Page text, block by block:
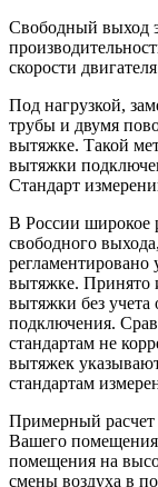
Свободный выход
скорости
Под нагрузкой,
трубы и двумя
вытяжке. Такой
вытяжки
Стандарт
В России широкое
свободного
регламентировано
вытяжке. Принято
вытяжки без учета
подключения.
стандартам не
вытяжек
стандартам
Примерный расчет
Вашего помещения
помещения на
смены воздуха в